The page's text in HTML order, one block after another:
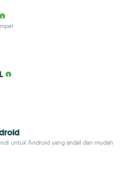
untuk Android yang andal dan mudah